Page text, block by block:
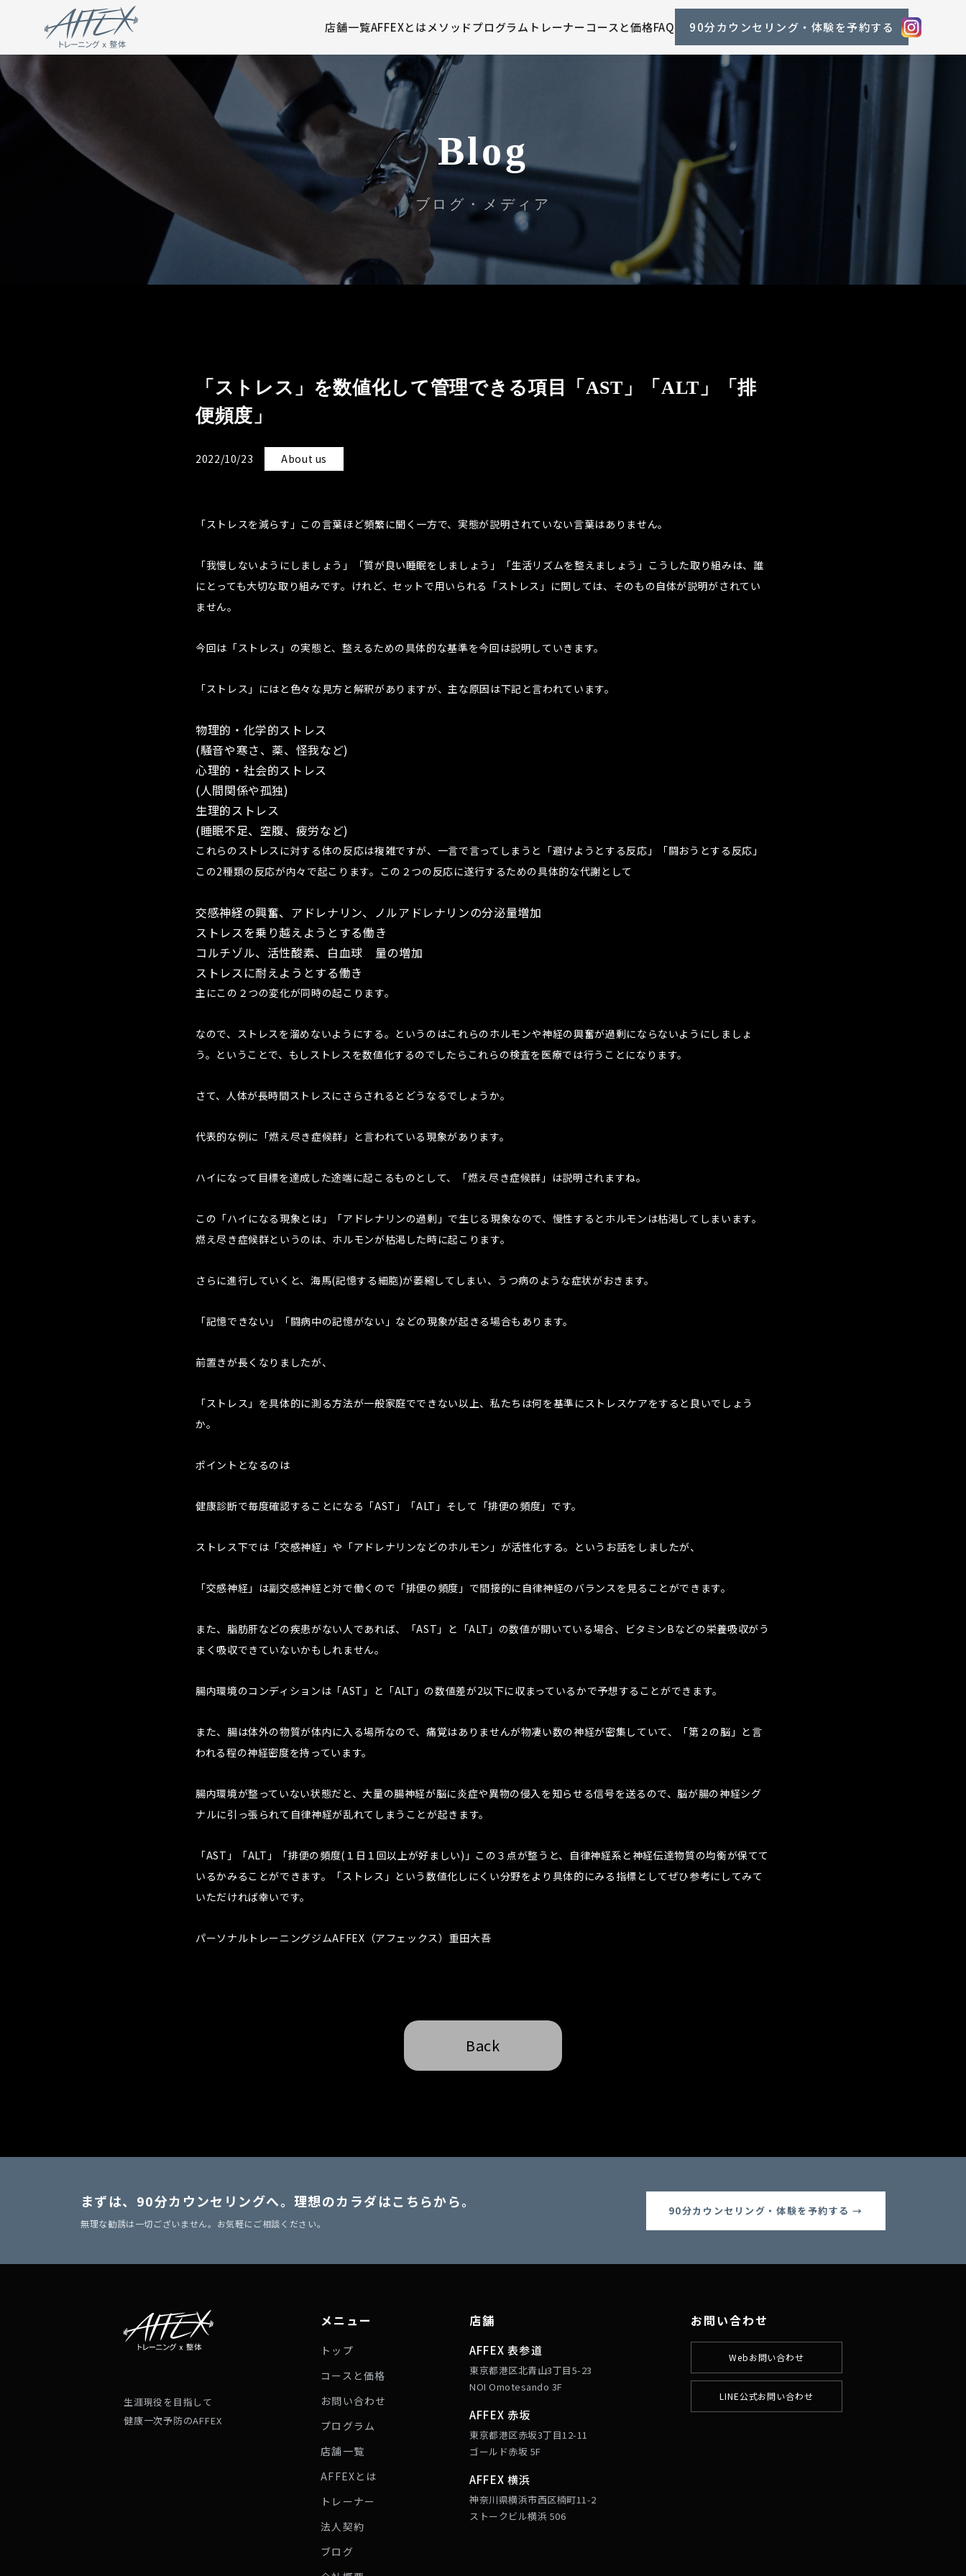
店舗一覧AFFEXとはメソッドプログラム トレーナー コースと価格FAQ 90分カウンセリング・体験を予約する
Blog
ブログ・メディア
「ストレス」を数値化して管理できる項目「AST」「ALT」「排
便頻度」
2022/10/23 About us
「ストレスを減らす」この言葉ほど頻繁に聞く一方で、実態が説明されていない言葉はありません。
「我慢しないようにしましょう」「質が良い睡眠をしましょう」「生活リズムを整えましょう」こうした取り組みは、誰
にとっても大切な取り組みです。けれど、セットで用いられる「ストレス」に関しては、そのもの自体が説明がされてい
ません。
今回は「ストレス」の実態と、整えるための具体的な基準を今回は説明していきます。
「ストレス」にはと色々な見方と解釈がありますが、主な原因は下記と言われています。
物理的・化学的ストレス
(騒音や寒さ、薬、怪我など)
心理的・社会的ストレス
(人間関係や孤独)
生理的ストレス
(睡眠不足、空腹、疲労など)
これらのストレスに対する体の反応は複雑ですが、一言で言ってしまうと「避けようとする反応」「闘おうとする反応」
この2種類の反応が内々で起こります。この２つの反応に遂行するための具体的な代謝として
交感神経の興奮、アドレナリン、ノルアドレナリンの分泌量増加
ストレスを乗り越えようとする働き
コルチゾル、活性酸素、白血球 量の増加
ストレスに耐えようとする働き
主にこの２つの変化が同時の起こります。
なので、ストレスを溜めないようにする。というのはこれらのホルモンや神経の興奮が過剰にならないようにしましょ
う。ということで、もしストレスを数値化するのでしたらこれらの検査を医療では行うことになります。
さて、人体が長時間ストレスにさらされるとどうなるでしょうか。
代表的な例に「燃え尽き症候群」と言われている現象があります。
ハイになって目標を達成した途端に起こるものとして、「燃え尽き症候群」は説明されますね。
この「ハイになる現象とは」「アドレナリンの過剰」で生じる現象なので、慢性するとホルモンは枯渇してしまいます。
燃え尽き症候群というのは、ホルモンが枯渇した時に起こります。
さらに進行していくと、海馬(記憶する細胞)が萎縮してしまい、うつ病のような症状がおきます。
「記憶できない」「闘病中の記憶がない」などの現象が起きる場合もあります。
前置きが長くなりましたが、
「ストレス」を具体的に測る方法が一般家庭でできない以上、私たちは何を基準にストレスケアをすると良いでしょう
か。
ポイントとなるのは
健康診断で毎度確認することになる「AST」「ALT」そして「排便の頻度」です。
ストレス下では「交感神経」や「アドレナリンなどのホルモン」が活性化する。というお話をしましたが、
「交感神経」は副交感神経と対で働くので「排便の頻度」で間接的に自律神経のバランスを見ることができます。
また、脂肪肝などの疾患がない人であれば、「AST」と「ALT」の数値が開いている場合、ビタミンBなどの栄養吸収がう
まく吸収できていないかもしれません。
腸内環境のコンディションは「AST」と「ALT」の数値差が2以下に収まっているかで予想することができます。
また、腸は体外の物質が体内に入る場所なので、痛覚はありませんが物凄い数の神経が密集していて、「第２の脳」と言
われる程の神経密度を持っています。
腸内環境が整っていない状態だと、大量の腸神経が脳に炎症や異物の侵入を知らせる信号を送るので、脳が腸の神経シグ
ナルに引っ張られて自律神経が乱れてしまうことが起きます。
「AST」「ALT」「排便の頻度(１日１回以上が好ましい)」この３点が整うと、自律神経系と神経伝達物質の均衡が保てて
いるかみることができます。「ストレス」という数値化しにくい分野をより具体的にみる指標としてぜひ参考にしてみて
いただければ幸いです。
パーソナルトレーニングジムAFFEX（アフェックス）重田大吾
Back
まずは、90分カウンセリングへ。 理想のカラダはこちらから。
無理な勧誘は一切ございません。お気軽にご相談ください。
90分カウンセリング・体験を予約する →
生涯現役を目指して
健康一次予防のAFFEX
メニュー
トップ
コースと価格
お問い合わせ
プログラム
店舗一覧
AFFEXとは
トレーナー
法人契約
ブログ
店舗
AFFEX 表参道
東京都港区北青山3丁目5-23
NOI Omotesando 3F
AFFEX 赤坂
東京都港区赤坂3丁目12-11
ゴールド赤坂 5F
AFFEX 横浜
神奈川県横浜市西区楠町11-2
ストークビル横浜 506
お問い合わせ
Webお問い合わせ
LINE公式お問い合わせ